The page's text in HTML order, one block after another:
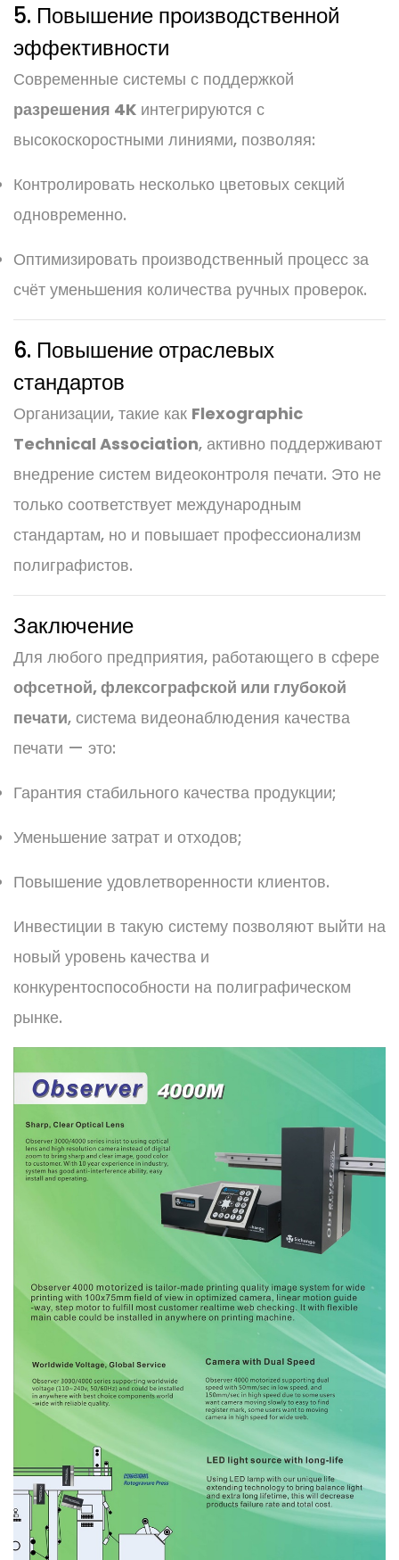
5. Повышение производственной
эффективности
Современные системы с поддержкой
разрешения 4K интегрируются с
высокоскоростными линиями, позволяя:
Контролировать несколько цветовых секций
одновременно.
Оптимизировать производственный процесс за
счёт уменьшения количества ручных проверок.
6. Повышение отраслевых
стандартов
Организации, такие как Flexographic
Technical Association, активно поддерживают
внедрение систем видеоконтроля печати. Это не
только соответствует международным
стандартам, но и повышает профессионализм
полиграфистов.
Заключение
Для любого предприятия, работающего в сфере
офсетной, флексографской или глубокой
печати, система видеонаблюдения качества
печати — это:
Гарантия стабильного качества продукции;
Уменьшение затрат и отходов;
Повышение удовлетворенности клиентов.
Инвестиции в такую систему позволяют выйти на
новый уровень качества и
конкурентоспособности на полиграфическом
рынке.